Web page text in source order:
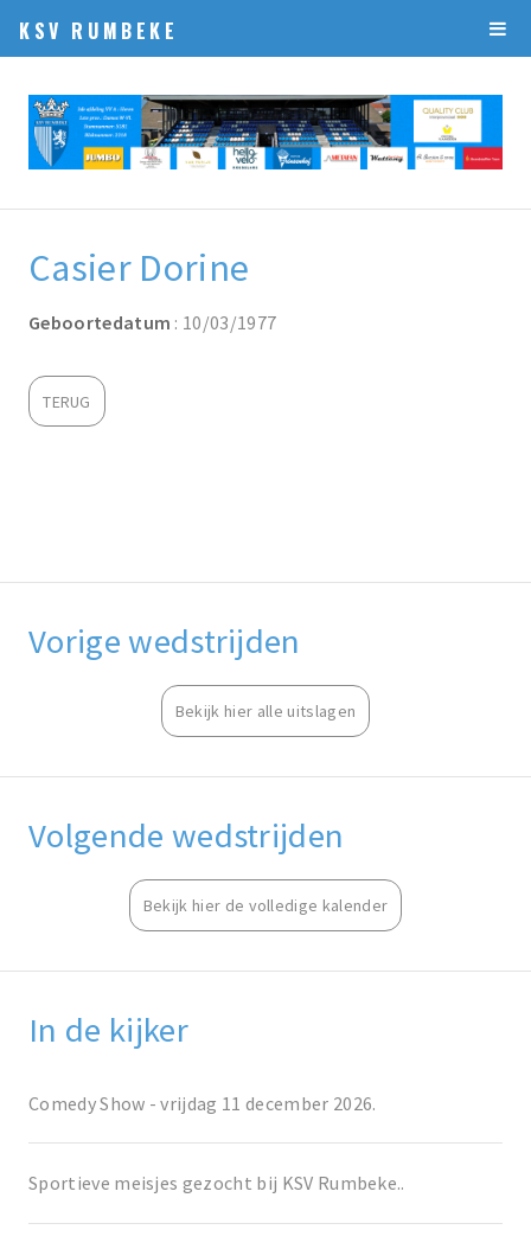
KSV RUMBEKE
Casier Dorine
Geboortedatum : 10/03/1977
TERUG
Vorige wedstrijden
Bekijk hier alle uitslagen
Volgende wedstrijden
Bekijk hier de volledige kalender
In de kijker
Comedy Show - vrijdag 11 december 2026.
Sportieve meisjes gezocht bij KSV Rumbeke..